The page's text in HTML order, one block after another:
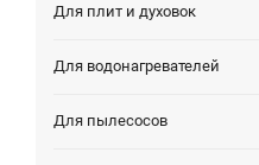
Для плит и духовок
Для водонагревателей
Для пылесосов